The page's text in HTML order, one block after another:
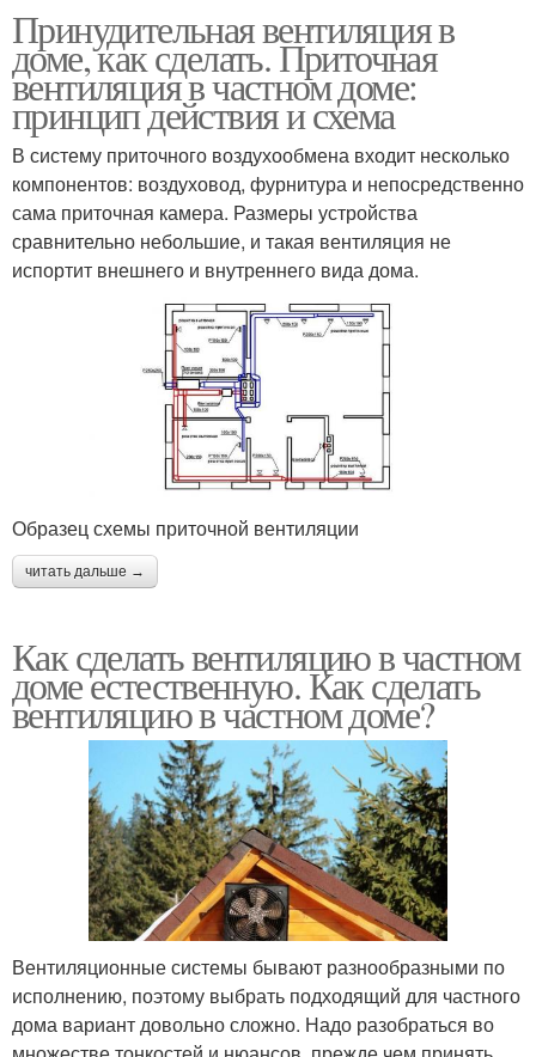
Принудительная вентиляция в
доме, как сделать. Приточная
вентиляция в частном доме:
принцип действия и схема
В систему приточного воздухообмена входит несколько
компонентов: воздуховод, фурнитура и непосредственно
сама приточная камера. Размеры устройства
сравнительно небольшие, и такая вентиляция не
испортит внешнего и внутреннего вида дома.
Образец схемы приточной вентиляции
читать дальше →
Как сделать вентиляцию в частном
доме естественную. Как сделать
вентиляцию в частном доме?
Вентиляционные системы бывают разнообразными по
исполнению, поэтому выбрать подходящий для частного
дома вариант довольно сложно. Надо разобраться во